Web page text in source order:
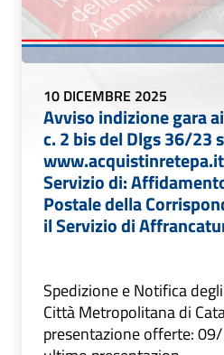
10 DICEMBRE 2025
Avviso indizione gara
c. 2 bis del Dlgs 36/23
Servizio di:
Postale della
il Servizio di
Spedizione e Notifica
Città Metropolitana di
presentazione offerte: